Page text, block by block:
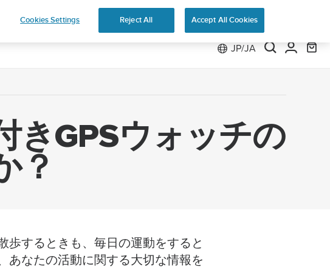
ます。|返品無料
JP/JA
きGPSウォッチの
？
歩するときも、毎日の運動をすると
あなたの活動に関する大切な情報を
Cookies Settings Reject All Accept All Cookies